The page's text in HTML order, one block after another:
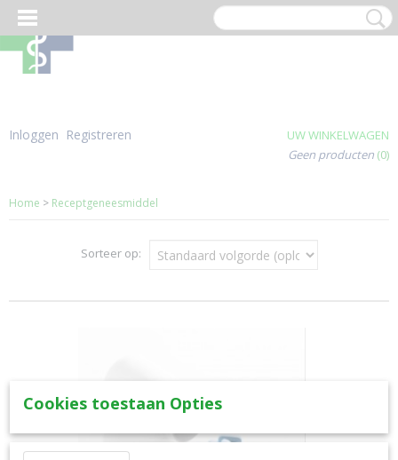
Inloggen Registreren
UW WINKELWAGEN
Geen producten (0)
Home > Receptgeneesmiddel
Sorteer op:
Cookies toestaan Opties